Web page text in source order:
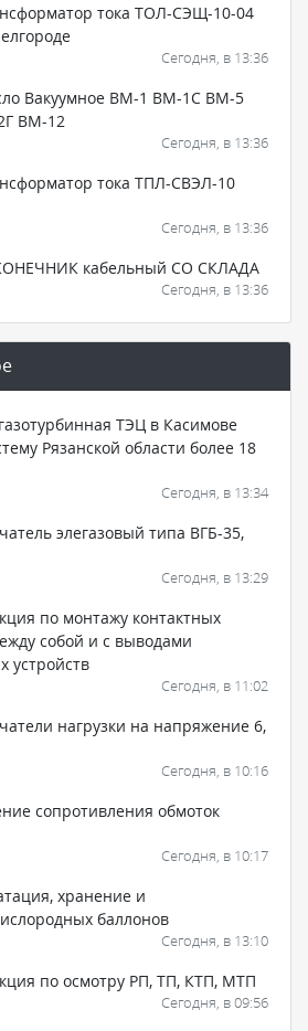
тока ТОЛ-СЭЩ-10-04
Сегодня, в 13:36
Вакуумное ВМ-1 ВМ-1С ВМ-5
ВМ-12
Сегодня, в 13:36
тока ТПЛ-СВЭЛ-10
Сегодня, в 13:36
кабельный СО СКЛАДА
Сегодня, в 13:36
ТЭЦ в Касимове
Рязанской области более 18
Сегодня, в 13:34
элегазовый типа ВГБ-35,
Сегодня, в 13:29
по монтажу контактных
собой и с выводами
устройств
Сегодня, в 11:02
нагрузки на напряжение 6,
Сегодня, в 10:16
сопротивления обмоток
Сегодня, в 10:17
хранение и
баллонов
Сегодня, в 13:10
по осмотру РП, ТП, КТП, МТП
Сегодня, в 09:56